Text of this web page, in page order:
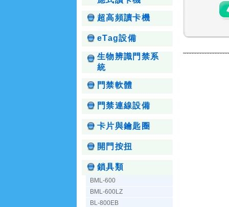
超高頻讀卡機
eTag設備
生物辨識門禁系
統
門禁軟體
門禁連線設備
卡片與鑰匙圈
開門按扭
鎖具類
BML-600
BML-600LZ
BL-800EB